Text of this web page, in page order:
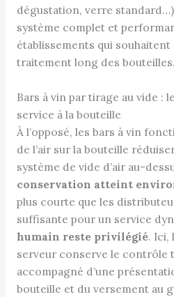
dégustation, verre
système complet et
établissements qui
traitement long des bouteilles.
Bars à vin par tirage au vide :
service à la bouteille
À l’opposé, les bars à vin
de l’air sur la bouteille
système de vide d’air au-
conservation atteint
plus courte que les
suffisante pour un service
humain reste privilégié. Ici,
serveur conserve le contrôle
accompagné d’une
bouteille et du versement au